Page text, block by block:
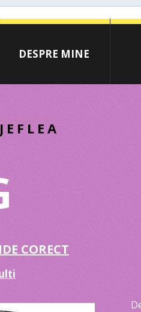
DESPRE MINE
CORECT